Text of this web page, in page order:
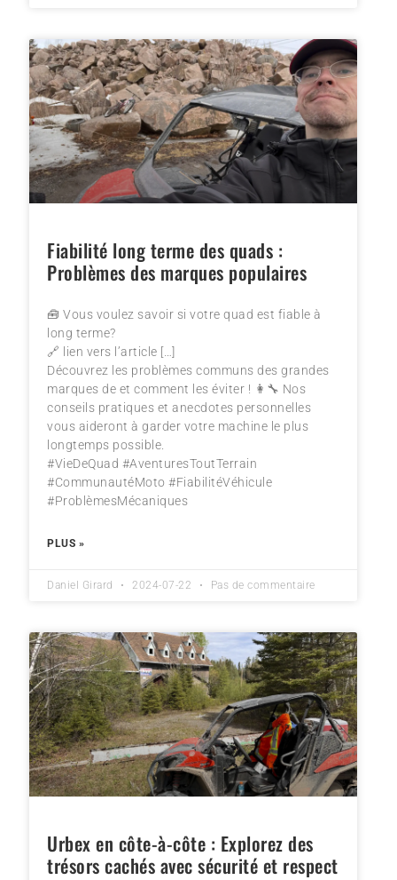
Fiabilité long terme des quads :
Problèmes des marques populaires
🧰 Vous voulez savoir si votre quad est fiable à
long terme?
🔗 lien vers l’article […]
Découvrez les problèmes communs des grandes
marques de et comment les éviter ! 👩‍🔧 Nos
conseils pratiques et anecdotes personnelles
vous aideront à garder votre machine le plus
longtemps possible.
#VieDeQuad #AventuresToutTerrain
#CommunautéMoto #FiabilitéVéhicule
#ProblèmesMécaniques
PLUS »
Daniel Girard 2024-07-22 Pas de commentaire
Urbex en côte-à-côte : Explorez des
trésors cachés avec sécurité et respect